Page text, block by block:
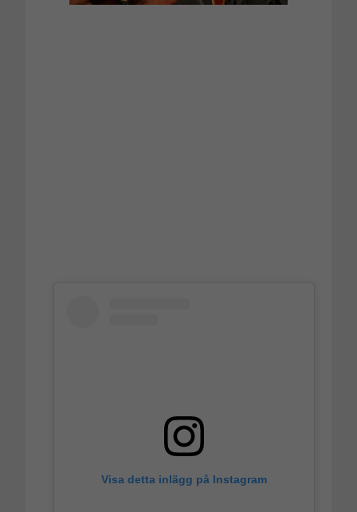
Visa detta inlägg på Instagram